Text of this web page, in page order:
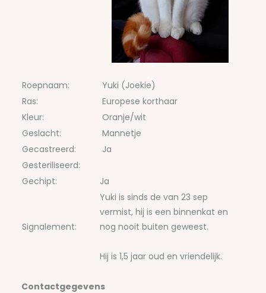
Roepnaam:
Yuki (Joekie)
Ras:
Europese korthaar
Kleur:
Oranje/wit
Geslacht:
Mannetje
Gecastreerd:
Ja
Gesteriliseerd:
Gechipt:
Ja
Signalement:
Yuki is sinds de van 23 sep
vermist, hij is een binnenkat en
nog nooit buiten geweest.
Hij is 1,5 jaar oud en vriendelijk.
Contactgegevens